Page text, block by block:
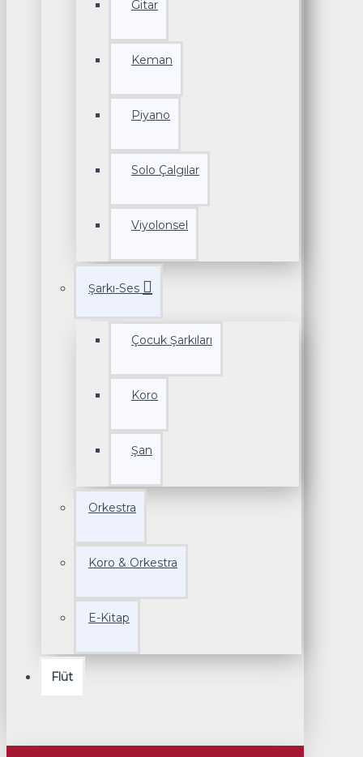
Gitar
Keman
Piyano
Solo Çalgılar
Viyolonsel
Şarkı-Ses
Çocuk Şarkıları
Koro
Şan
Orkestra
Koro & Orkestra
E-Kitap
Flüt